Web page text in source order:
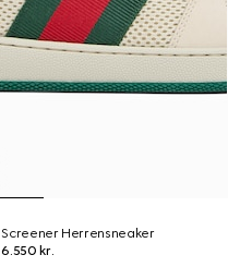
Screener Herrensneaker
6.550 kr.